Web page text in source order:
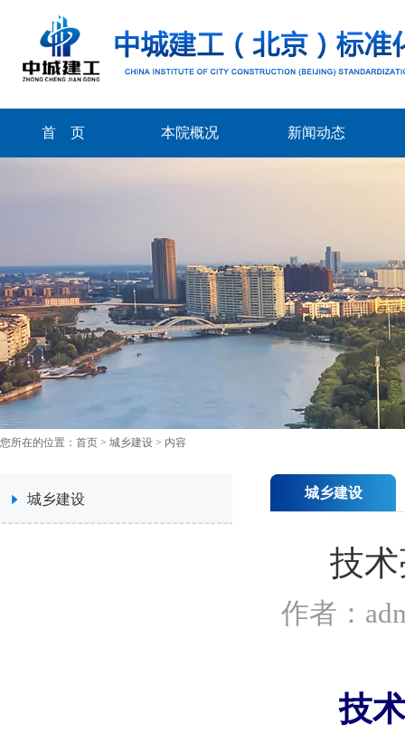
首 页 本院概况 新闻动态
您所在的位置： 首页 > 城乡建设 > 内容
城乡建设 城乡建设
技
作者：
技